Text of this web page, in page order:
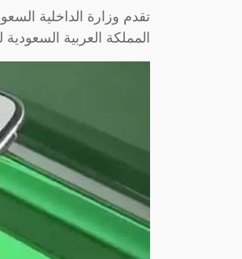
تقدم وزارة الداخلية
المملكة العربية السعودية